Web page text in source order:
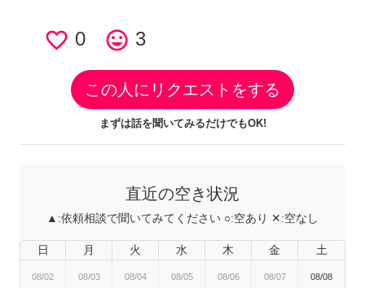
favorite_border 0 tag_faces 3
この人にリクエストをする
まずは話を聞いてみるだけでもOK!
直近の空き状況
▲:依頼相談で聞いてみてください ○:空あり ✕:空なし
日 月 火 水 木 金 土
08/02 08/03 08/04 08/05 08/06 08/07 08/08